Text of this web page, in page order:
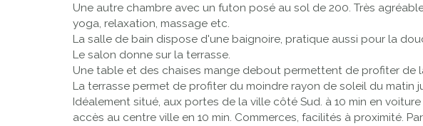
Une autre chambre avec un futon posé au sol de 200. Très
yoga, relaxation, massage etc.
La salle de bain dispose d'une baignoire, pratique aussi pour la
Le salon donne sur la terrasse.
Une table et des chaises mange debout permettent de profiter de
La terrasse permet de profiter du moindre rayon de soleil du matin
Idéalement situé, aux portes de la ville côté Sud. à 10 min en
accès au centre ville en 10 min. Commerces, facilités à proximité.